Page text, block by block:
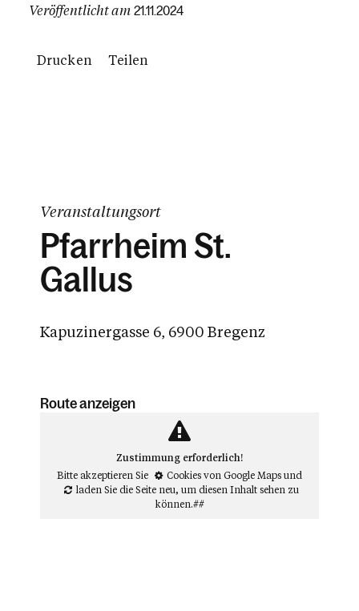
Veröffentlicht am 21.11.2024
Drucken Teilen
Veranstaltungsort
Pfarrheim St.
Gallus
Kapuzinergasse 6, 6900 Bregenz
Route anzeigen
Zustimmung erforderlich!
Bitte akzeptieren Sie
Cookies von Google Mapsund
laden Sie die Seite neu, um diesen Inhalt sehen zu
können.##